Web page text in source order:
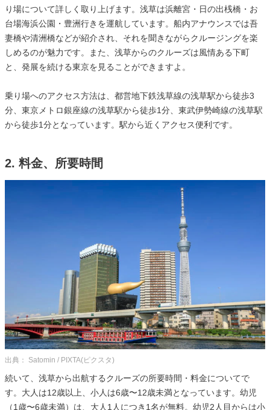
り場について詳しく取り上げます。浅草は浜離宮・日の出桟橋・お
台場海浜公園・豊洲行きを運航しています。船内アナウンスでは吾
妻橋や清洲橋などが紹介され、それを聞きながらクルージングを楽
しめるのが魅力です。また、浅草からのクルーズは風情ある下町
と、発展を続ける東京を見ることができますよ。
乗り場へのアクセス方法は、都営地下鉄浅草線の浅草駅から徒歩3
分、東京メトロ銀座線の浅草駅から徒歩1分、東武伊勢崎線の浅草駅
から徒歩1分となっています。駅から近くアクセス便利です。
2. 料金、所要時間
出典： Satomin / PIXTA(ピクスタ)
続いて、浅草から出航するクルーズの所要時間・料金についてで
す。大人は12歳以上、小人は6歳〜12歳未満となっています。幼児
（1歳〜6歳未満）は、大人1人につき1名が無料。幼児2人目からは小